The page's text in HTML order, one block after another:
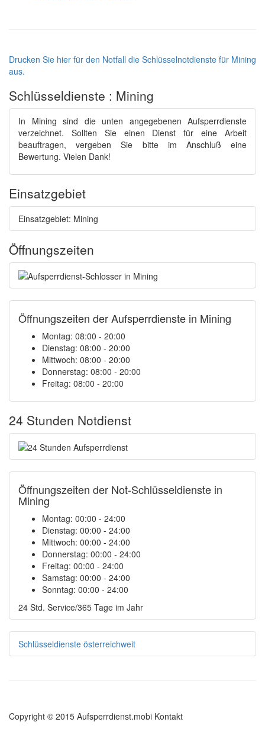
Drucken Sie hier für den Notfall die Schlüsselnotdienste für Mining
aus.
Schlüsseldienste : Mining
In Mining sind die unten angegebenen Aufsperrdienste
verzeichnet. Sollten Sie einen Dienst für eine Arbeit
beauftragen, vergeben Sie bitte im Anschluß eine
Bewertung. Vielen Dank!
Einsatzgebiet
Einsatzgebiet: Mining
Öffnungszeiten
Öffnungszeiten der Aufsperrdienste in Mining
Montag: 08:00 - 20:00
Dienstag: 08:00 - 20:00
Mittwoch: 08:00 - 20:00
Donnerstag: 08:00 - 20:00
Freitag: 08:00 - 20:00
24 Stunden Notdienst
Öffnungszeiten der Not-Schlüsseldienste in
Mining
Montag: 00:00 - 24:00
Dienstag: 00:00 - 24:00
Mittwoch: 00:00 - 24:00
Donnerstag: 00:00 - 24:00
Freitag: 00:00 - 24:00
Samstag: 00:00 - 24:00
Sonntag: 00:00 - 24:00
24 Std. Service/365 Tage im Jahr
Schlüsseldienste österreichweit
Copyright © 2015 Aufsperrdienst.mobi Kontakt